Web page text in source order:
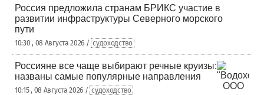
Россия предложила странам БРИКС участие в
развитии инфраструктуры Северного морского
пути
10:30 , 08 Августа 2026 / судоходство
Россияне все чаще выбирают речные круизы:
названы самые популярные направления
10:15 , 08 Августа 2026 / судоходство